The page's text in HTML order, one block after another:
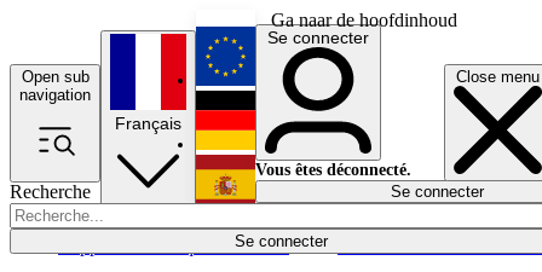
Ga naar de hoofdinhoud
Open sub
navigation
Close menu
Recherche
Se connecter
Économie
Français
English
Deutsch
Español
Se connecter
Vous êtes déconnecté.
Se connecter